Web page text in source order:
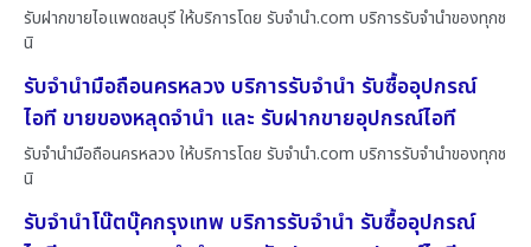
รับฝากขายไอแพดชลบุรี ให้บริการโดย รับจํานํา.com บริการรับจำนำของทุกช
นิ
รับจำนำมือถือนครหลวง บริการรับจำนำ รับซื้ออุปกรณ์
ไอที ขายของหลุดจำนำ และ รับฝากขายอุปกรณ์ไอที
รับจำนำมือถือนครหลวง ให้บริการโดย รับจํานํา.com บริการรับจำนำของทุกช
นิ
รับจำนำโน๊ตบุ๊คกรุงเทพ บริการรับจำนำ รับซื้ออุปกรณ์